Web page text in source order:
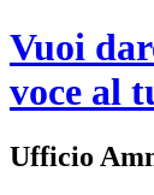
Vuoi
voce al
Ufficio